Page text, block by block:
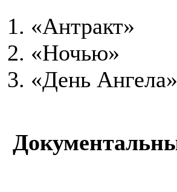
«Антракт»
«Ночью»
«День Ангела»